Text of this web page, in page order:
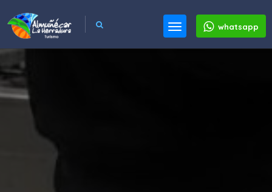
whatsapp